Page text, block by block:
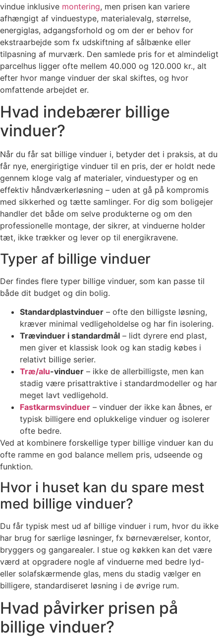
vindue inklusive montering, men prisen kan variere
afhængigt af vinduestype, materialevalg, størrelse,
energiglas, adgangsforhold og om der er behov for
ekstraarbejde som fx udskiftning af sålbænke eller
tilpasning af murværk. Den samlede pris for et almindeligt
parcelhus ligger ofte mellem 40.000 og 120.000 kr., alt
efter hvor mange vinduer der skal skiftes, og hvor
omfattende arbejdet er.
Hvad indebærer billige
vinduer?
Når du får sat billige vinduer i, betyder det i praksis, at du
får nye, energirigtige vinduer til en pris, der er holdt nede
gennem kloge valg af materialer, vinduestyper og en
effektiv håndværkerløsning – uden at gå på kompromis
med sikkerhed og tætte samlinger. For dig som boligejer
handler det både om selve produkterne og om den
professionelle montage, der sikrer, at vinduerne holder
tæt, ikke trækker og lever op til energikravene.
Typer af billige vinduer
Der findes flere typer billige vinduer, som kan passe til
både dit budget og din bolig.
Standardplastvinduer – ofte den billigste løsning,
kræver minimal vedligeholdelse og har fin isolering.
Trævinduer i standardmål – lidt dyrere end plast,
men giver et klassisk look og kan stadig købes i
relativt billige serier.
Træ/alu-vinduer – ikke de allerbilligste, men kan
stadig være prisattraktive i standardmodeller og har
meget lavt vedligehold.
Fastkarmsvinduer – vinduer der ikke kan åbnes, er
typisk billigere end oplukkelige vinduer og isolerer
ofte bedre.
Ved at kombinere forskellige typer billige vinduer kan du
ofte ramme en god balance mellem pris, udseende og
funktion.
Hvor i huset kan du spare mest
med billige vinduer?
Du får typisk mest ud af billige vinduer i rum, hvor du ikke
har brug for særlige løsninger, fx børneværelser, kontor,
bryggers og gangarealer. I stue og køkken kan det være
værd at opgradere nogle af vinduerne med bedre lyd-
eller solafskærmende glas, mens du stadig vælger en
billigere, standardiseret løsning i de øvrige rum.
Hvad påvirker prisen på
billige vinduer?